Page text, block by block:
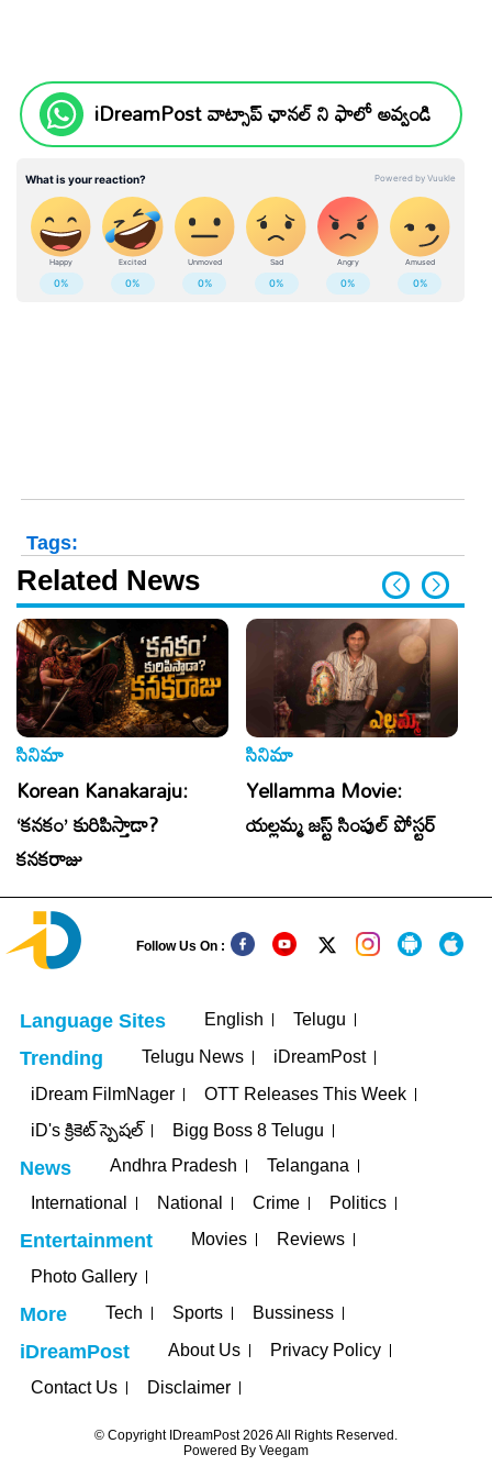
iDreamPost వాట్సాప్ ఛానల్ ని ఫాలో అవ్వండి
Tags:
Related News
సినిమా
Korean Kanakaraju:
‘కనకం’ కురిపిస్తాడా?
కనకరాజు
సినిమా
Yellamma Movie:
యల్లమ్మ జస్ట్ సింపుల్ పోస్టర్
Follow Us On :
Language Sites English Telugu
Trending Telugu News
iDreamPost
iDream FilmNager
OTT Releases This Week
iD's క్రికెట్ స్పెషల్
Bigg Boss 8 Telugu
News Andhra Pradesh
Telangana
International
National Crime Politics
Entertainment Movies
Reviews
Photo Gallery
More Tech Sports Bussiness
iDreamPost About Us
Privacy Policy
Contact Us
Disclaimer
© Copyright IDreamPost 2026 All Rights Reserved.
Powered By Veegam